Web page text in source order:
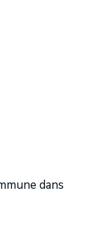
dans